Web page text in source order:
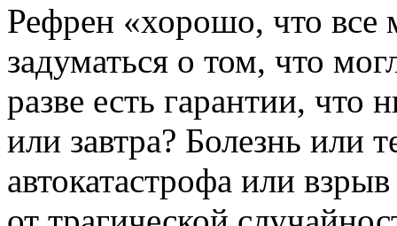
Рефрен «хорошо, что все
задуматься о том, что
разве есть гарантии, что
или завтра? Болезнь или
автокатастрофа или